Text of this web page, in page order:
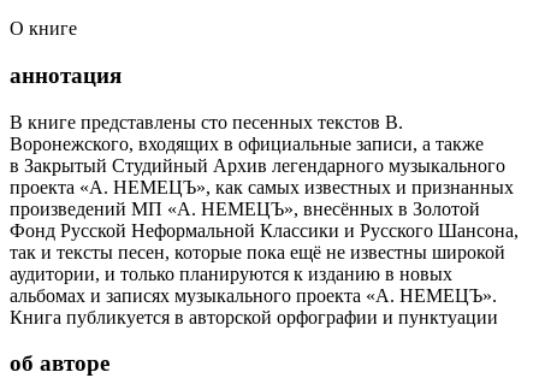
О книге
аннотация
В книге представлены сто песенных текстов В.
Воронежского, входящих в официальные записи, а также
в Закрытый Студийный Архив легендарного музыкального
проекта «А. НЕМЕЦЪ», как самых известных и признанных
произведений МП «А. НЕМЕЦЪ», внесённых в Золотой
Фонд Русской Неформальной Классики и Русского Шансона,
так и тексты песен, которые пока ещё не известны широкой
аудитории, и только планируются к изданию в новых
альбомах и записях музыкального проекта «А. НЕМЕЦЪ».
Книга публикуется в авторской орфографии и пунктуации
об авторе